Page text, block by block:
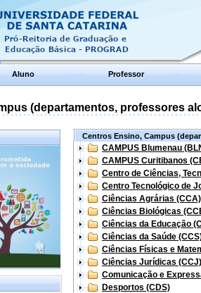
Aluno Professor
(departamentos, professores
Centros Ensino, Campus
CAMPUS Blumenau
CAMPUS Curitibanos
Centro de Ciências,
Centro Tecnológico de
Ciências Agrárias (CCA)
Ciências Biológicas
Ciências da Educação
Ciências da Saúde
Ciências Físicas e
Ciências Jurídicas (CCJ)
Comunicação e
Desportos (CDS)